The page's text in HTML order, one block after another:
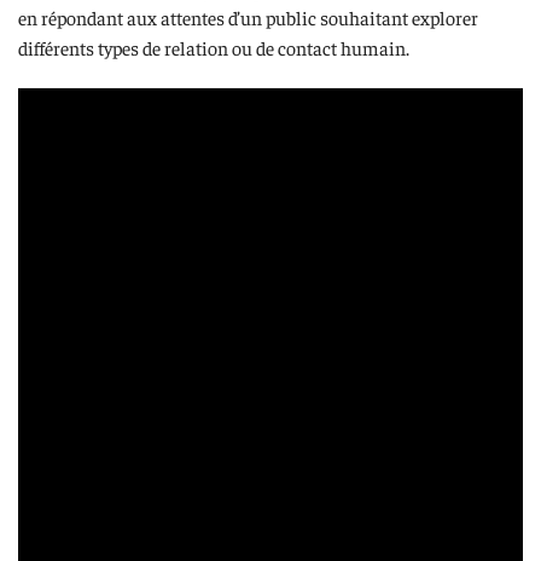
en répondant aux attentes d’un public souhaitant explorer
différents types de relation ou de contact humain.